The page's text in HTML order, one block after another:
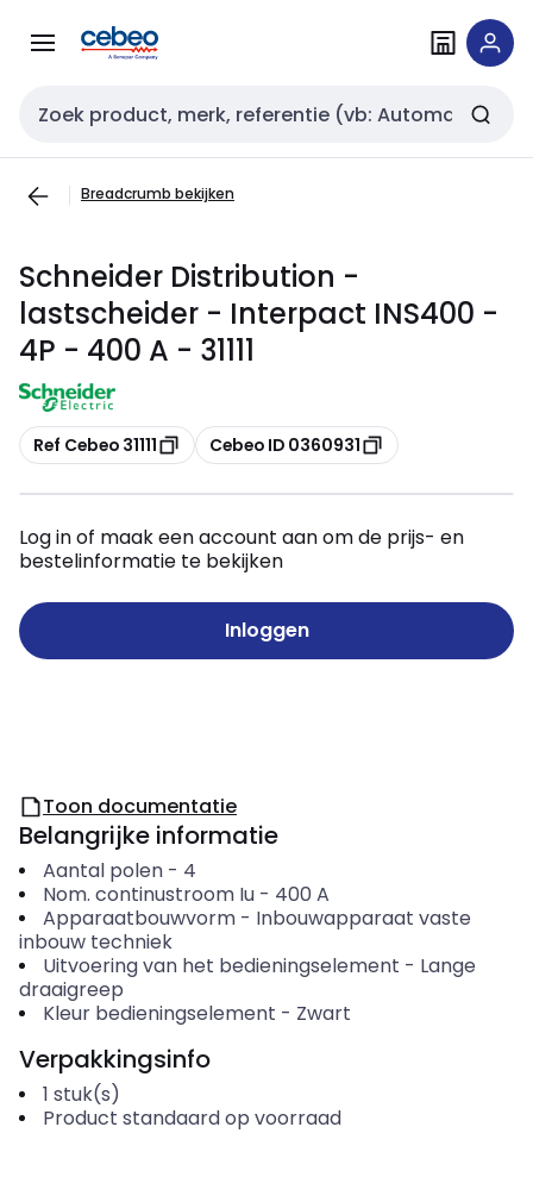
naar
naar
Zoekveld invoer
Breadcrumb bekijken
Schneider Distribution -
lastscheider - Interpact INS400 -
4P - 400 A - 31111
Kopiëren
Ref Cebeo 31111 Kopiëren
Cebeo ID 0360931
Log in of maak een account aan om de prijs- en
bestelinformatie te bekijken
Inloggen
Toon documentatie
Belangrijke informatie
Aantal polen- 4
Nom. continustroom Iu- 400 A
Apparaatbouwvorm- Inbouwapparaat vaste
inbouw techniek
Uitvoering van het bedieningselement - Lange
draaigreep
Kleur bedieningselement - Zwart
Verpakkingsinfo
1 stuk(s)
Product standaard op voorraad